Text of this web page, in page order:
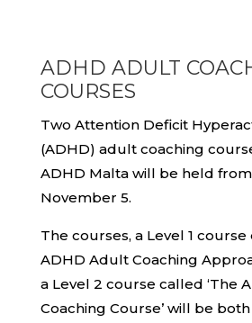
ADHD ADULT
COURSES
Two Attention Deficit
(ADHD) adult coaching
ADHD Malta will be held
November 5.
The courses, a Level 1 course
ADHD Adult Coaching
a Level 2 course called ‘The
Coaching Course’ will be